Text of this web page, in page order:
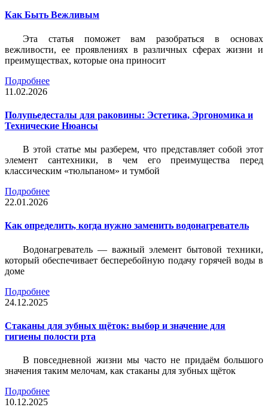
Как Быть Вежливым
Эта статья поможет вам разобраться в основах
вежливости, ее проявлениях в различных сферах жизни и
преимуществах, которые она приносит
Подробнее
11.02.2026
Полупьедесталы для раковины: Эстетика, Эргономика и
Технические Нюансы
В этой статье мы разберем, что представляет собой этот
элемент сантехники, в чем его преимущества перед
классическим «тюльпаном» и тумбой
Подробнее
22.01.2026
Как определить, когда нужно заменить водонагреватель
Водонагреватель — важный элемент бытовой техники,
который обеспечивает бесперебойную подачу горячей воды в
доме
Подробнее
24.12.2025
Стаканы для зубных щёток: выбор и значение для
гигиены полости рта
В повседневной жизни мы часто не придаём большого
значения таким мелочам, как стаканы для зубных щёток
Подробнее
10.12.2025